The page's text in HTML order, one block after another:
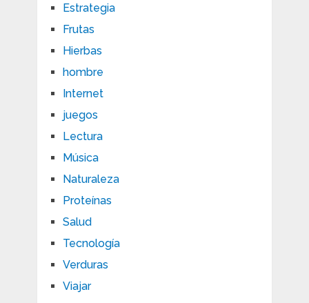
Estrategia
Frutas
Hierbas
hombre
Internet
juegos
Lectura
Música
Naturaleza
Proteínas
Salud
Tecnología
Verduras
Viajar